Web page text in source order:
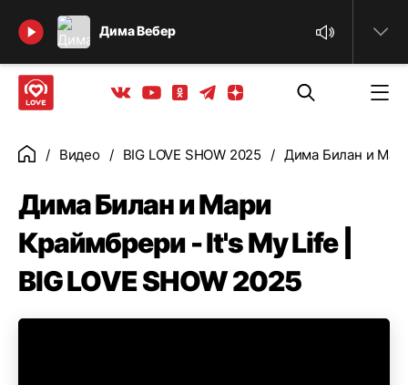
Дима Вебер
Найти
Вконтакте
YoutubeОдноклассники
ТелеграмЯндекс дзен
ГлавнаяВидео BIG LOVE SHOW 2025 Дима Билан и
Дима Билан и Мари
Краймбрери - It's My Life |
BIG LOVE SHOW 2025